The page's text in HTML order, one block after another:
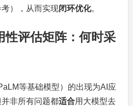
），从而实现闭环优化。
性评估矩阵：何时采
等基础模型）的出现为AI应
非所有问题都适合用大模型去